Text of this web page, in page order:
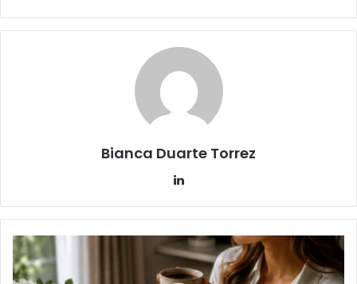
Bianca Duarte Torrez